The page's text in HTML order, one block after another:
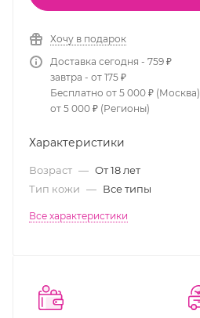
Хочу в подарок
Доставка сегодня - 759 ₽
завтра - от 175 ₽
Бесплатно от 5 000 ₽ (Москва)
от 5 000 ₽ (Регионы)
Характеристики
Возраст — От 18 лет
Тип кожи — Все типы
Все характеристики